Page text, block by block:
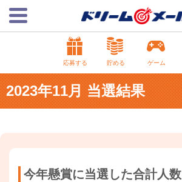
応募する 貯める ゲーム
2023年11月 当選結果
今年懸賞に当選した合計人数